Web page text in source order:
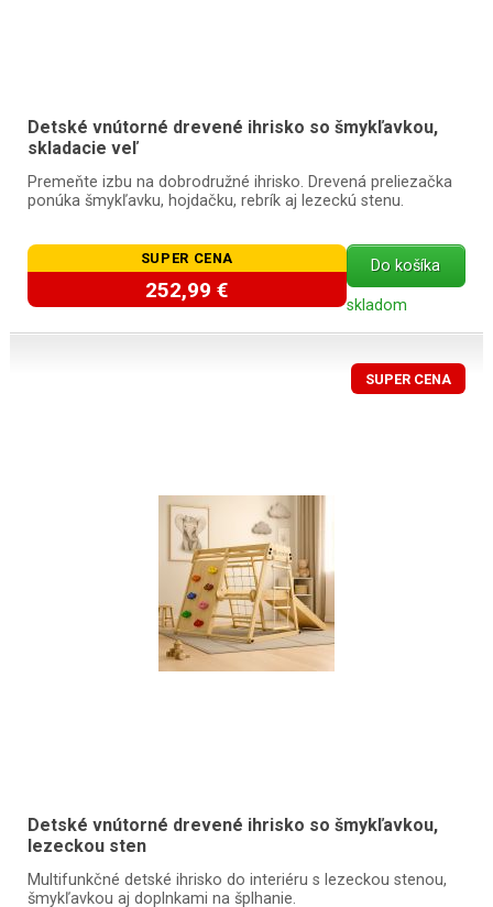
Detské vnútorné drevené ihrisko so šmykľavkou,
skladacie veľ
Premeňte izbu na dobrodružné ihrisko. Drevená preliezačka
ponúka šmykľavku, hojdačku, rebrík aj lezeckú stenu.
SUPER CENA
252,99 €
Do košíka
skladom
SUPER CENA
Detské vnútorné drevené ihrisko so šmykľavkou,
lezeckou sten
Multifunkčné detské ihrisko do interiéru s lezeckou stenou,
šmykľavkou aj doplnkami na šplhanie.